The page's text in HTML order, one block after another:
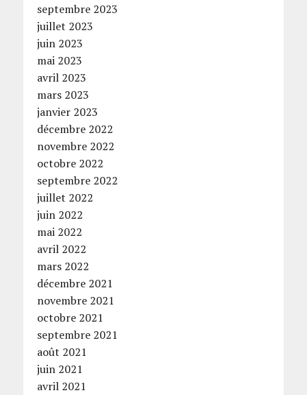
septembre 2023
juillet 2023
juin 2023
mai 2023
avril 2023
mars 2023
janvier 2023
décembre 2022
novembre 2022
octobre 2022
septembre 2022
juillet 2022
juin 2022
mai 2022
avril 2022
mars 2022
décembre 2021
novembre 2021
octobre 2021
septembre 2021
août 2021
juin 2021
avril 2021